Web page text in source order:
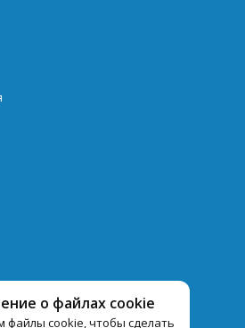
о файлах cookie
файлы cookie, чтобы сделать